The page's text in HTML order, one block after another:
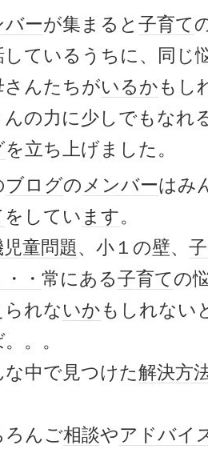
バーが集まると 子育て
しているうちに、同じ
さんたちがいるかもし
んの力に少しでもなれ
を立ち上げました。
ブログのメンバーはみ
をしてい ます。
童問題、小１の壁、
・・ 常にある子育ての
られないかもしれない
。。
な中で見つけた解決方
ろんご相談やアドバイ